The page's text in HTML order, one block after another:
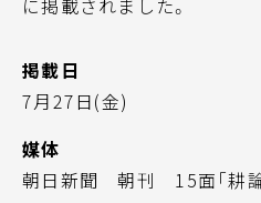
に掲載されました。
掲載日
7月27日(金)
媒体
朝日新聞 朝刊 15面「耕論